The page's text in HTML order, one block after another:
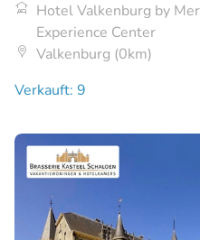
Hotel Valkenburg by
Experience Center
Valkenburg (0km)
Verkauft: 9